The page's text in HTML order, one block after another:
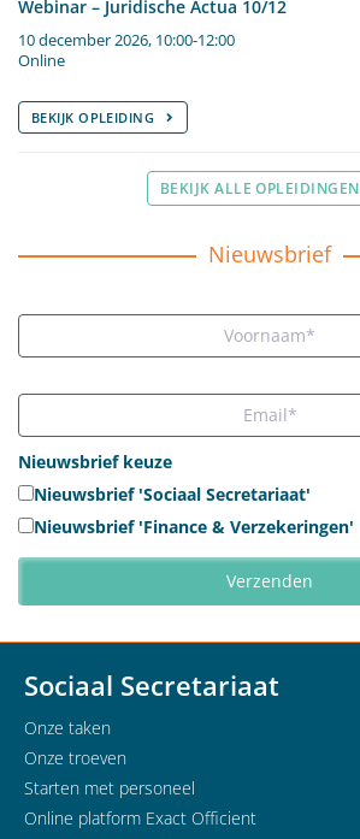
Webinar – Juridische Actua 10/12
10 december 2026, 10:00-12:00
Online
BEKIJK OPLEIDING
BEKIJK ALLE OPLEIDINGEN
Nieuwsbrief
Nieuwsbrief keuze
Nieuwsbrief 'Sociaal Secretariaat'
Nieuwsbrief 'Finance & Verzekeringen'
Sociaal Secretariaat
Onze taken
Onze troeven
Starten met personeel
Online platform Exact Officient